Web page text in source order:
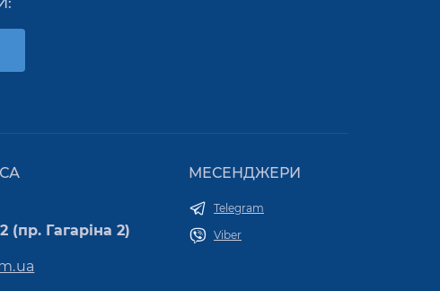
(пр. Гагаріна 2)
МЕСЕНДЖЕРИ
Telegram
Viber